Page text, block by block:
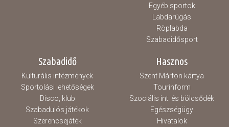
Egyéb sportok
Labdarúgás
Röplabda
Szabadidősport
Szabadidő
Kulturális intézmények
Sportolási lehetőségek
Disco, klub
Szabadulós játékok
Szerencsejáték
Hasznos
Szent Márton kártya
Tourinform
Szociális int. és bölcsődék
Egészségügy
Hivatalok